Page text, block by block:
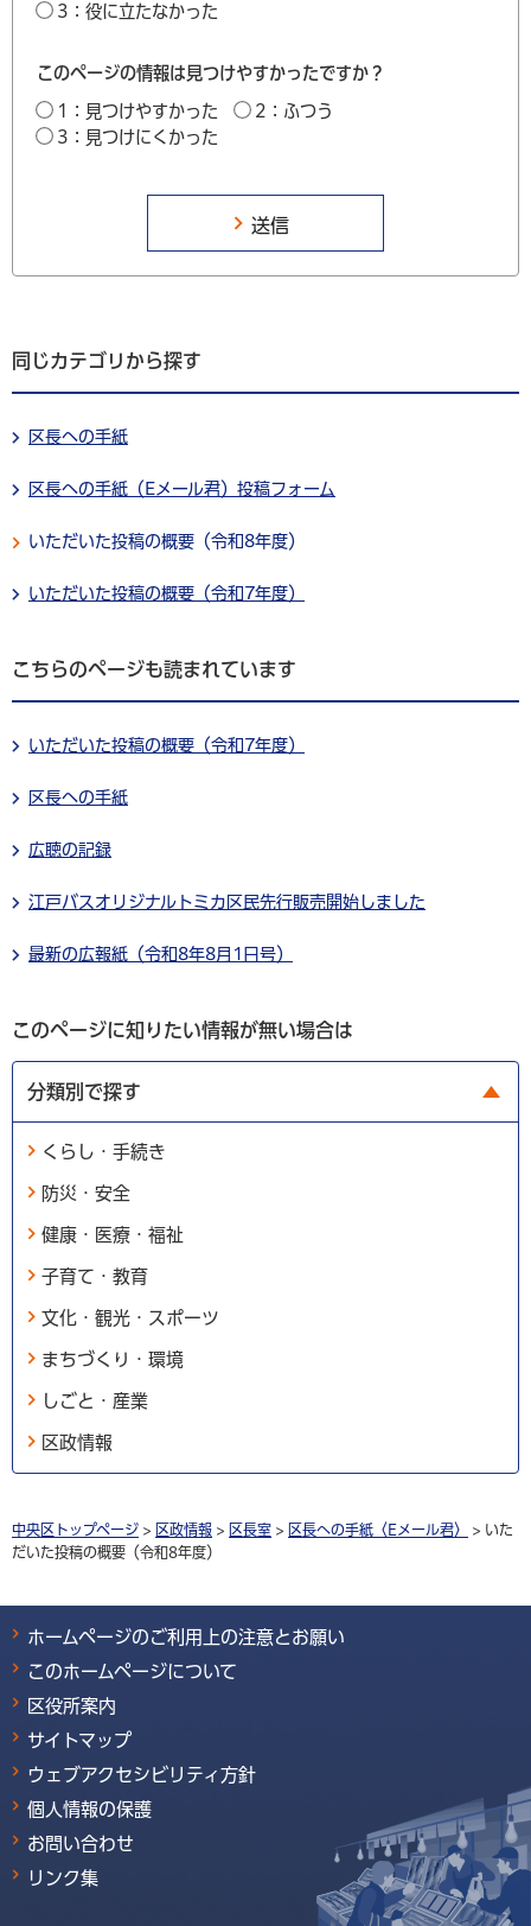
3：役に立たなかった
このページの情報は見つけやすかったですか？
1：見つけやすかった
2：ふつう
3：見つけにくかった
同じカテゴリから探す
区長への手紙
区長への手紙（Eメール君）投稿フォーム
いただいた投稿の概要（令和8年度）
いただいた投稿の概要（令和7年度）
こちらのページも読まれています
いただいた投稿の概要（令和7年度）
区長への手紙
広聴の記録
江戸バスオリジナルトミカ区民先行販売開始しました
最新の広報紙（令和8年8月1日号）
このページに知りたい情報が無い場合は
分類別で探す
くらし・手続き
防災・安全
健康・医療・福祉
子育て・教育
文化・観光・スポーツ
まちづくり・環境
しごと・産業
区政情報
中央区トップページ > 区政情報 > 区長室 > 区長への手紙〈Eメール君〉
> いた
だいた投稿の概要（令和8年度）
ホームページのご利用上の注意とお願い
このホームページについて
区役所案内
サイトマップ
ウェブアクセシビリティ方針
個人情報の保護
お問い合わせ
リンク集